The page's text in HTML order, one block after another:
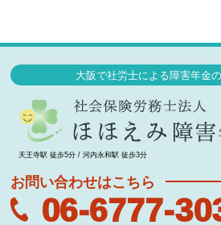
大阪で社労士による障害年金
天王寺駅 徒歩5分 / 河内永和駅 徒歩3分
お問い合わせはこちら
06-6777-